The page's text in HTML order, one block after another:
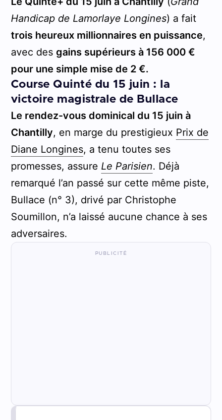
Handicap de Lamorlaye Longines) a fait
trois heureux millionnaires en puissance,
avec des gains supérieurs à 156 000 €
pour une simple mise de 2 €.
Course Quinté du 15 juin : la
victoire magistrale de Bullace
Le rendez-vous dominical du 15 juin à
Chantilly, en marge du prestigieux Prix de
Diane Longines, a tenu toutes ses
promesses, assure Le Parisien. Déjà
remarqué l’an passé sur cette même piste,
Bullace (n° 3), drivé par Christophe
Soumillon, n’a laissé aucune chance à ses
adversaires.